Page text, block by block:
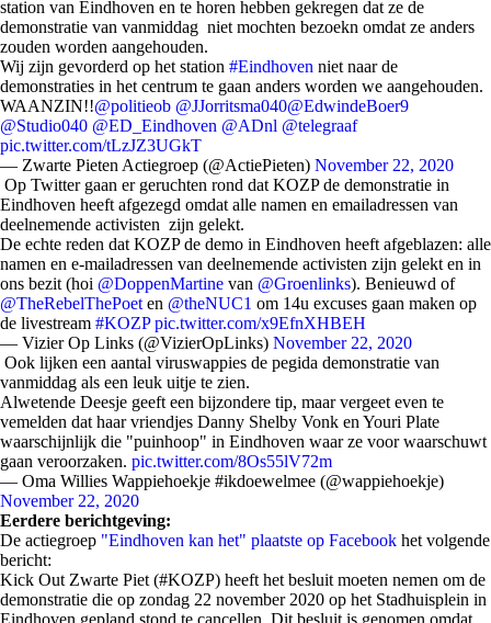
station van Eindhoven en te horen hebben gekregen dat ze de
demonstratie van vanmiddag niet mochten bezoekn omdat ze anders
zouden worden aangehouden.
Wij zijn gevorderd op het station #Eindhoven niet naar de
demonstraties in het centrum te gaan anders worden we aangehouden.
WAANZIN!!@politieob @JJorritsma040@EdwindeBoer9
@Studio040 @ED_Eindhoven @ADnl @telegraaf
pic.twitter.com/tLzJZ3UGkT
— Zwarte Pieten Actiegroep (@ActiePieten) November 22, 2020
Op Twitter gaan er geruchten rond dat KOZP de demonstratie in
Eindhoven heeft afgezegd omdat alle namen en emailadressen van
deelnemende activisten zijn gelekt.
De echte reden dat KOZP de demo in Eindhoven heeft afgeblazen: alle
namen en e-mailadressen van deelnemende activisten zijn gelekt en in
ons bezit (hoi @DoppenMartine van @Groenlinks). Benieuwd of
@TheRebelThePoet en @theNUC1 om 14u excuses gaan maken op
de livestream #KOZP pic.twitter.com/x9EfnXHBEH
— Vizier Op Links (@VizierOpLinks) November 22, 2020
Ook lijken een aantal viruswappies de pegida demonstratie van
vanmiddag als een leuk uitje te zien.
Alwetende Deesje geeft een bijzondere tip, maar vergeet even te
vemelden dat haar vriendjes Danny Shelby Vonk en Youri Plate
waarschijnlijk die "puinhoop" in Eindhoven waar ze voor waarschuwt
gaan veroorzaken. pic.twitter.com/8Os55lV72m
— Oma Willies Wappiehoekje #ikdoewelmee (@wappiehoekje)
November 22, 2020
Eerdere berichtgeving:
De actiegroep "Eindhoven kan het" plaatste op Facebook het volgende
bericht:
Kick Out Zwarte Piet (#KOZP) heeft het besluit moeten nemen om de
demonstratie die op zondag 22 november 2020 op het Stadhuisplein in
Eindhoven gepland stond te cancellen. Dit besluit is genomen omdat